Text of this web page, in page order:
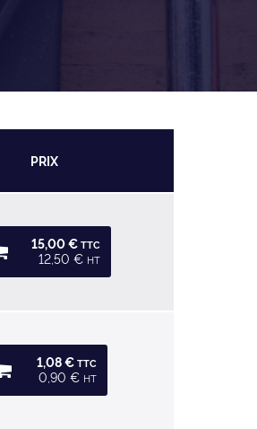
PRIX
15,00 €TTC
12,50 € HT
1,08 €TTC
0,90 € HT